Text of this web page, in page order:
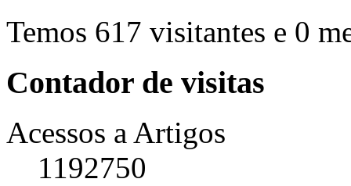
Temos 617 visitantes e 0
Contador de visitas
Acessos a Artigos
1192750